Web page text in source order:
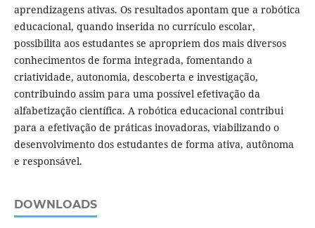
aprendizagens ativas. Os resultados apontam que a robótica
educacional, quando inserida no currículo escolar,
possibilita aos estudantes se apropriem dos mais diversos
conhecimentos de forma integrada, fomentando a
criatividade, autonomia, descoberta e investigação,
contribuindo assim para uma possível efetivação da
alfabetização científica. A robótica educacional contribui
para a efetivação de práticas inovadoras, viabilizando o
desenvolvimento dos estudantes de forma ativa, autônoma
e responsável.
DOWNLOADS